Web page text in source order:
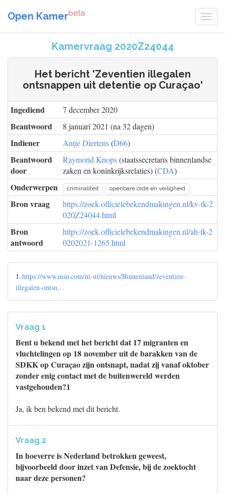
Open Kamerbeta
Kamervraag 2020Z24044
Het bericht 'Zeventien illegalen
ontsnappen uit detentie op Curaçao'
Ingediend 7 december 2020
Beantwoord 8 januari 2021 (na 32 dagen)
Indiener Antje Diertens(D66)
Beantwoord
door
Raymond Knops(staatssecretaris binnenlandse
zaken en koninkrijksrelaties) (CDA)
Onderwerpen criminaliteit openbare orde en veiligheid
Bron vraag
https://zoek.officielebekendmakingen.nl/kv-tk-2
020Z24044.html
Bron
antwoord
https://zoek.officielebekendmakingen.nl/ah-tk-2
0202021-1265.html
1.https://www.msn.com/nl-nl/nieuws/Binnenland/zeventien-
illegalen-ontsn…
Vraag 1
Bent u bekend met het bericht dat 17 migranten en
vluchtelingen op 18 november uit de barakken van de
SDKK op Curaçao zijn ontsnapt, nadat zij vanaf oktober
zonder enig contact met de buitenwereld werden
vastgehouden?1
Ja, ik ben bekend met dit bericht.
Vraag 2
In hoeverre is Nederland betrokken geweest,
bijvoorbeeld door inzet van Defensie, bij de zoektocht
naar deze personen?